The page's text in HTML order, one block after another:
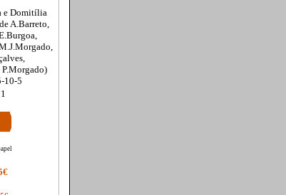
e Domitília
A.Barreto,
P.Morgado)
10-5